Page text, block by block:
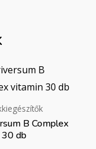
B Complex
30 db